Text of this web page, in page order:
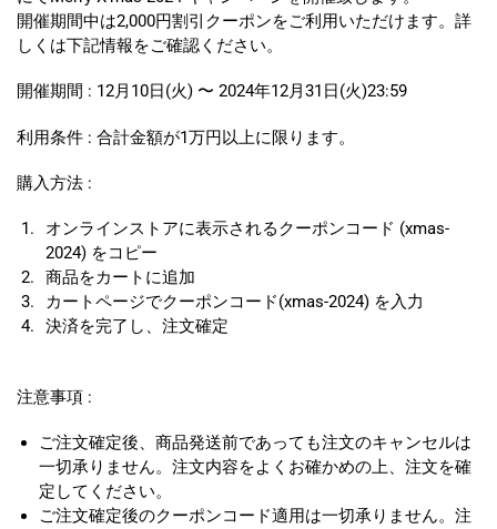
開催期間中は2,000円割引クーポンをご利用いただけます。詳
しくは下記情報をご確認ください。
開催期間 : 12月10日(火) 〜 2024年12月31日(火)23:59
利用条件 : 合計金額が1万円以上に限ります。
購入方法 :
オンラインストアに表示されるクーポンコード (xmas-
2024) をコピー
商品をカートに追加
カートページでクーポンコード(xmas-2024) を入力
決済を完了し、注文確定
注意事項 :
ご注文確定後、商品発送前であっても注文のキャンセルは
一切承りません。注文内容をよくお確かめの上、注文を確
定してください。
ご注文確定後のクーポンコード適用は一切承りません。注